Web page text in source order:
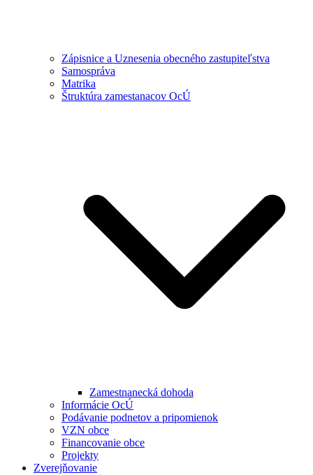
Zápisnice a Uznesenia obecného zastupiteľstva
Samospráva
Matrika
Štruktúra zamestanacov OcÚ
Zamestnanecká dohoda
Informácie OcÚ
Podávanie podnetov a pripomienok
VZN obce
Financovanie obce
Projekty
Zverejňovanie